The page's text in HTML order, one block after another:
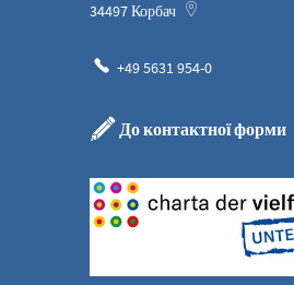
34497Корбач
+49 5631 954-0
До контактної форми